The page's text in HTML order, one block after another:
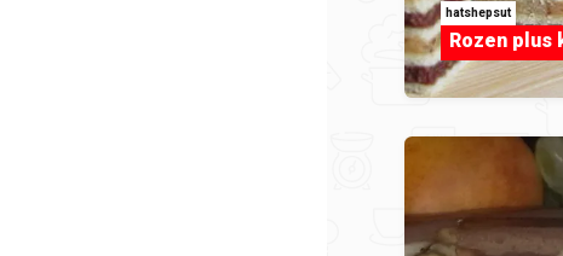
hatshepsut
Rozen plus